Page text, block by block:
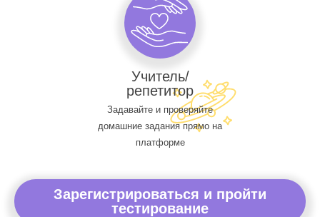
Учитель/
репетитор
Задавайте и проверяйте
домашние задания прямо на
платформе
Зарегистрироваться и пройти
тестирование